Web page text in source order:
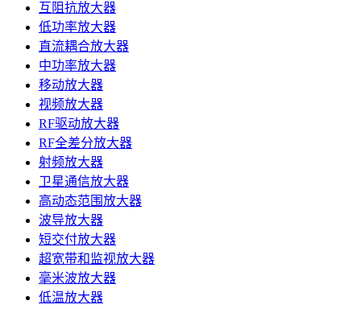
互阻抗放大器
低功率放大器
直流耦合放大器
中功率放大器
移动放大器
视频放大器
RF驱动放大器
RF全差分放大器
射频放大器
卫星通信放大器
高动态范围放大器
波导放大器
短交付放大器
超宽带和监视放大器
毫米波放大器
低温放大器